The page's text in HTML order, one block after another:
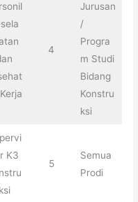
4
Jurusan
/
Progra
m Studi
Bidang
Konstru
ksi
K3
ksi
5
Semua
Prodi